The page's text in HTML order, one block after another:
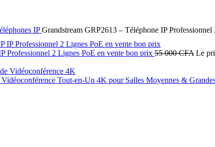
IPGrandstream GRP2613 – Téléphone IP
Professionnel 2 Lignes PoE en vente bon prix 55 000CFA Le
Tout‑en‑Un 4K pour Salles Moyennes &